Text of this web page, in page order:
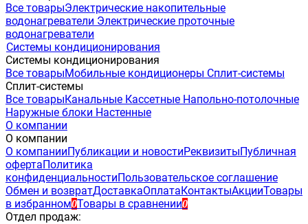
Все товарыЭлектрические накопительные
водонагреватели Электрические проточные
водонагреватели
Системы кондиционирования
Системы кондиционирования
Все товарыМобильные кондиционеры Сплит-системы
Сплит-системы
Все товарыКанальные Кассетные Напольно-потолочные
Наружные блоки Настенные
О компании
О компании
О компанииПубликации и новостиРеквизитыПубличная
офертаПолитика
конфиденциальностиПользовательское соглашение
Обмен и возвратДоставкаОплатаКонтактыАкцииТовары
в избранном0Товары в сравнении0
Отдел продаж: